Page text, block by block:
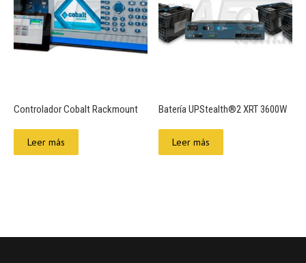
Controlador Cobalt Rackmount
Leer más
Batería UPStealth®2 XRT 3600W
Leer más